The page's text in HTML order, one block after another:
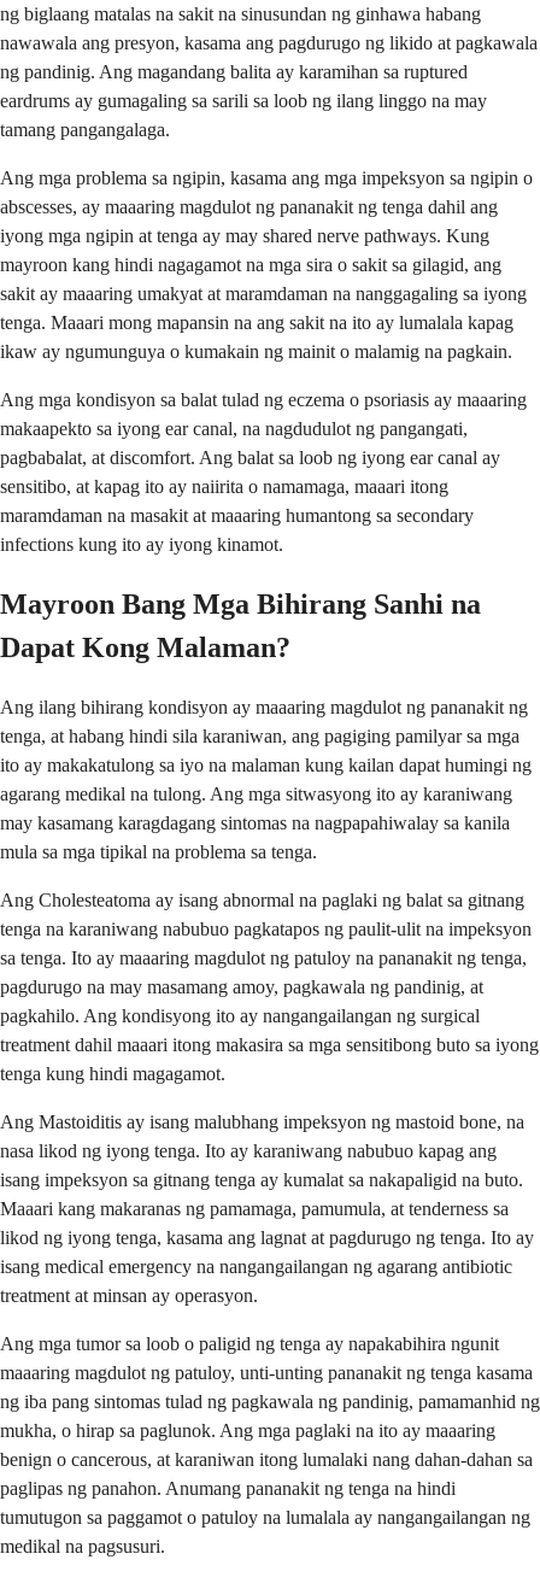
ng biglaang matalas na sakit na sinusundan ng ginhawa habang
nawawala ang presyon, kasama ang pagdurugo ng likido at pagkawala
ng pandinig. Ang magandang balita ay karamihan sa ruptured
eardrums ay gumagaling sa sarili sa loob ng ilang linggo na may
tamang pangangalaga.
Ang mga problema sa ngipin, kasama ang mga impeksyon sa ngipin o
abscesses, ay maaaring magdulot ng pananakit ng tenga dahil ang
iyong mga ngipin at tenga ay may shared nerve pathways. Kung
mayroon kang hindi nagagamot na mga sira o sakit sa gilagid, ang
sakit ay maaaring umakyat at maramdaman na nanggagaling sa iyong
tenga. Maaari mong mapansin na ang sakit na ito ay lumalala kapag
ikaw ay ngumunguya o kumakain ng mainit o malamig na pagkain.
Ang mga kondisyon sa balat tulad ng eczema o psoriasis ay maaaring
makaapekto sa iyong ear canal, na nagdudulot ng pangangati,
pagbabalat, at discomfort. Ang balat sa loob ng iyong ear canal ay
sensitibo, at kapag ito ay naiirita o namamaga, maaari itong
maramdaman na masakit at maaaring humantong sa secondary
infections kung ito ay iyong kinamot.
Mayroon Bang Mga Bihirang Sanhi na
Dapat Kong Malaman?
Ang ilang bihirang kondisyon ay maaaring magdulot ng pananakit ng
tenga, at habang hindi sila karaniwan, ang pagiging pamilyar sa mga
ito ay makakatulong sa iyo na malaman kung kailan dapat humingi ng
agarang medikal na tulong. Ang mga sitwasyong ito ay karaniwang
may kasamang karagdagang sintomas na nagpapahiwalay sa kanila
mula sa mga tipikal na problema sa tenga.
Ang Cholesteatoma ay isang abnormal na paglaki ng balat sa gitnang
tenga na karaniwang nabubuo pagkatapos ng paulit-ulit na impeksyon
sa tenga. Ito ay maaaring magdulot ng patuloy na pananakit ng tenga,
pagdurugo na may masamang amoy, pagkawala ng pandinig, at
pagkahilo. Ang kondisyong ito ay nangangailangan ng surgical
treatment dahil maaari itong makasira sa mga sensitibong buto sa iyong
tenga kung hindi magagamot.
Ang Mastoiditis ay isang malubhang impeksyon ng mastoid bone, na
nasa likod ng iyong tenga. Ito ay karaniwang nabubuo kapag ang
isang impeksyon sa gitnang tenga ay kumalat sa nakapaligid na buto.
Maaari kang makaranas ng pamamaga, pamumula, at tenderness sa
likod ng iyong tenga, kasama ang lagnat at pagdurugo ng tenga. Ito ay
isang medical emergency na nangangailangan ng agarang antibiotic
treatment at minsan ay operasyon.
Ang mga tumor sa loob o paligid ng tenga ay napakabihira ngunit
maaaring magdulot ng patuloy, unti-unting pananakit ng tenga kasama
ng iba pang sintomas tulad ng pagkawala ng pandinig, pamamanhid ng
mukha, o hirap sa paglunok. Ang mga paglaki na ito ay maaaring
benign o cancerous, at karaniwan itong lumalaki nang dahan-dahan sa
paglipas ng panahon. Anumang pananakit ng tenga na hindi
tumutugon sa paggamot o patuloy na lumalala ay nangangailangan ng
medikal na pagsusuri.